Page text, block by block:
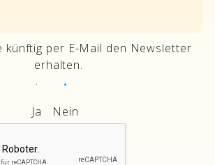
künftig per E-Mail den Newsletter
erhalten.
Ja Nein